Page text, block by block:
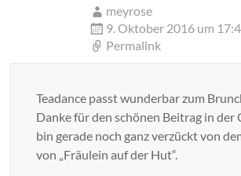
meyrose
9. Oktober 2016 um
Permalink
Teadance passt wunderbar zum
Danke für den schönen Beitrag in der
bin gerade noch ganz verzückt von
von „Fräulein auf der Hut“.